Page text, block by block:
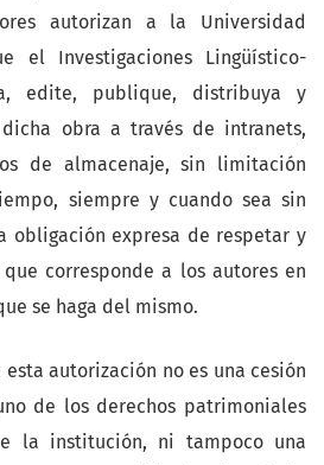
autorizan a la Universidad
el Investigaciones Lingüístico-
edite, publique, distribuya y
obra a través de intranets,
de almacenaje, sin limitación
siempre y cuando sea sin
obligación expresa de respetar y
corresponde a los autores en
se haga del mismo.
autorización no es una cesión
de los derechos patrimoniales
la institución, ni tampoco una